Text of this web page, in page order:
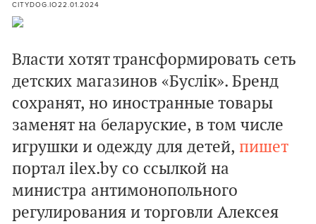
CITYDOG.IO22.01.2024
Власти хотят трансформировать сеть
детских магазинов «Буслік». Бренд
сохранят, но иностранные товары
заменят на беларуские, в том числе
игрушки и одежду для детей, пишет
портал ilex.by со ссылкой на
министра антимонопольного
регулирования и торговли Алексея